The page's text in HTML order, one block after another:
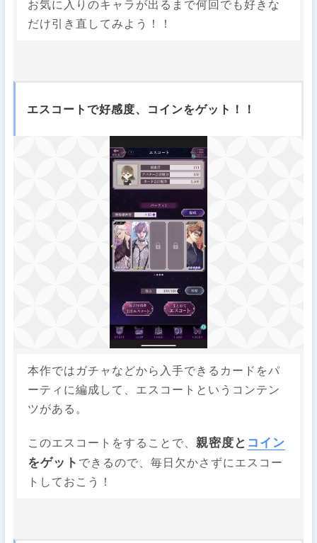
お気に入りのキャラが出るまで何回でも好きな
だけ引き直してみよう！！
エスコートで好感度、コインをゲット！！
本作ではガチャなどから入手できるカードをパ
ーティに編成して、エスコートというコンテン
ツがある。
このエスコートをすることで、親密度と コイン
をゲット できるので、毎日欠かさずにエスコー
トしておこう！